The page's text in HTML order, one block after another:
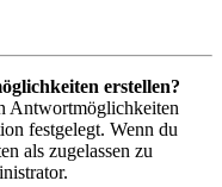
erstellen?
Antwortmöglichkeiten
festgelegt. Wenn du
als zugelassen zu